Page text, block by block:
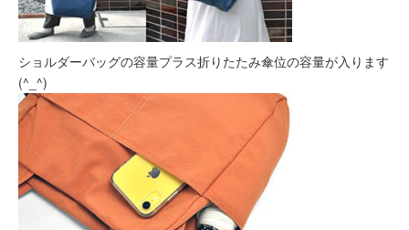
ショルダーバッグの容量プラス折りたたみ傘位の容量が入ります
(^_^)